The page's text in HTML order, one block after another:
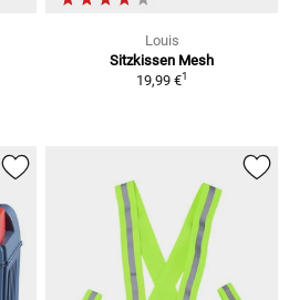
Louis
Sitzkissen Mesh
19,99 €1